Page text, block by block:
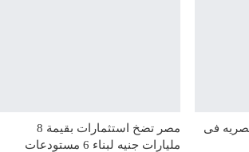
فى
مصر تضخ استثمارات بقيمة 8
مليارات جنيه لبناء 6 مستودعات